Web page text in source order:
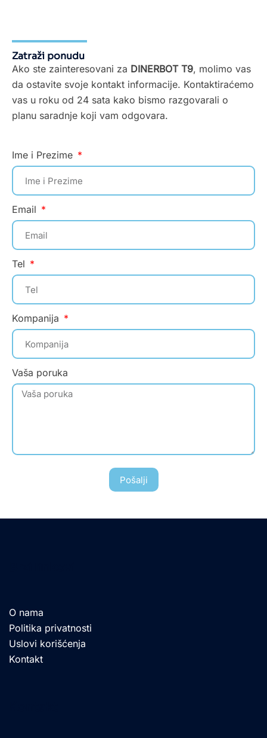
Zatraži ponudu
Ako ste zainteresovani za DINERBOT T9, molimo vas
da ostavite svoje kontakt informacije. Kontaktiraćemo
vas u roku od 24 sata kako bismo razgovarali o
planu saradnje koji vam odgovara.
Ime i Prezime
Email
Tel
Kompanija
Vaša poruka
Pošalji
O nama
Politika privatnosti
Uslovi korišćenja
Kontakt